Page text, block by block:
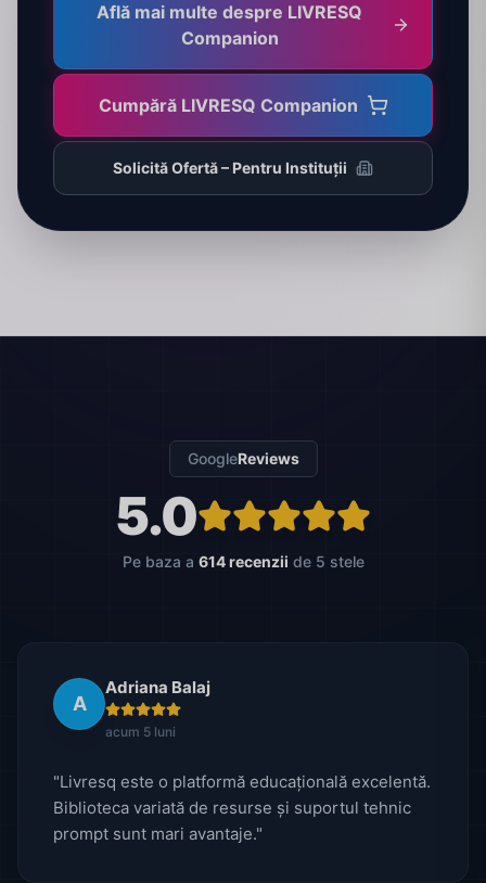
Află mai multe despre LIVRESQ
Companion
Cumpără LIVRESQ Companion
Solicită Ofertă – Pentru Instituții
GoogleReviews
5.0
Pe baza a 614 recenzii de 5 stele
A
Adriana Balaj
acum 5 luni
"Livresq este o platformă educațională excelentă.
Biblioteca variată de resurse și suportul tehnic
prompt sunt mari avantaje."